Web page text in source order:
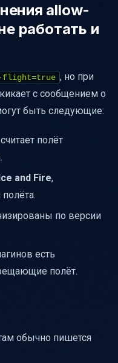
allow-
работать и
flight=true , но при
с сообщением о
быть следующие:
считает полёт
and Fire,
по версии
есть
полёт.
обычно пишется